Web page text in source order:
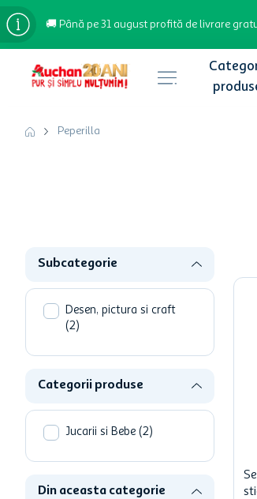
🚚 Până pe 31 august profită de livrare
ciocolata
garden star
lapte
Peperilla
Subcategorie
Desen, pictura si craft
(2)
Categorii produse
Jucarii si Bebe (2)
Din aceasta categorie